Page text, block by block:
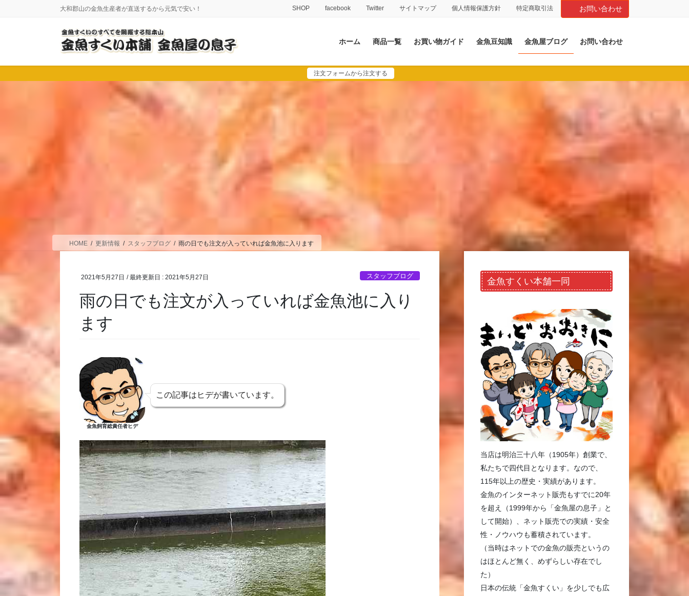
に
移
ョ
ン
大和郡山の金魚生産者が直送するから元気で安い！ SHOP facebook Twitter サイトマップ 個人情報保護方針 特定商取引法 お問い合わせ
ホーム 商品一覧 お買い物ガイド 金魚豆知識 金魚屋ブログ お問い合わせ
注文フォームから注文する
HOME 更新情報 スタッフブログ 雨の日でも注文が入っていれば金魚池に入ります
2021年5月27日 / 最終更新日 :2021年5月27日 スタッフブログ
雨の日でも注文が入っていれば金魚池に入り
ます
金魚飼育総責任者ヒデ
この記事はヒデが書いています。
金魚すくい本舗一同
当店は明治三十八年（1905年）創業で、
私たちで四代目となります。なので、
115年以上の歴史・実績があります。
金魚のインターネット販売もすでに20年
を超え（1999年から「金魚屋の息子」と
して開始）、ネット販売での実績・安全
性・ノウハウも蓄積されています。
（当時はネットでの金魚の販売というの
はほとんど無く、めずらしい存在でし
た）
日本の伝統「金魚すくい」を少しでも広